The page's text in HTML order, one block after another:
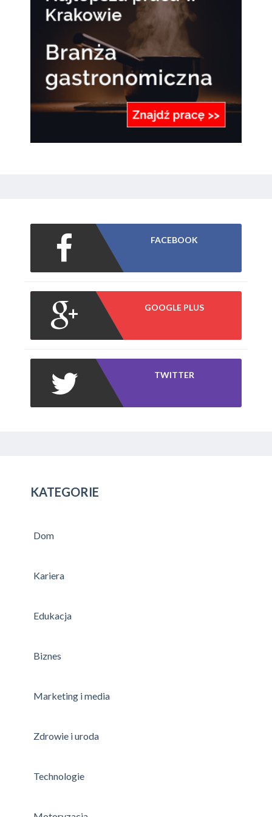
FACEBOOK
GOOGLE PLUS
TWITTER
KATEGORIE
Dom
Kariera
Edukacja
Biznes
Marketing i media
Zdrowie i uroda
Technologie